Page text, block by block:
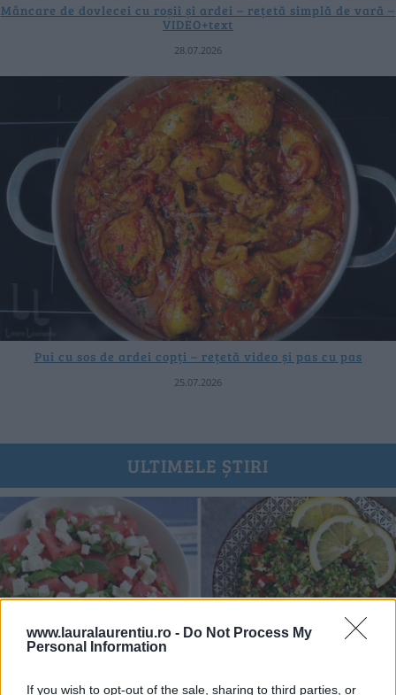
www.lauralaurentiu.ro - Do Not Process My
Personal Information
If you wish to opt-out of the sale, sharing to third parties, or
Mâncare de dovlecei cu roșii și ardei – rețetă simplă de vară –
VIDEO+text
28.07.2026
Pui cu sos de ardei copți – rețetă video și pas cu pas
25.07.2026
ULTIMELE ȘTIRI